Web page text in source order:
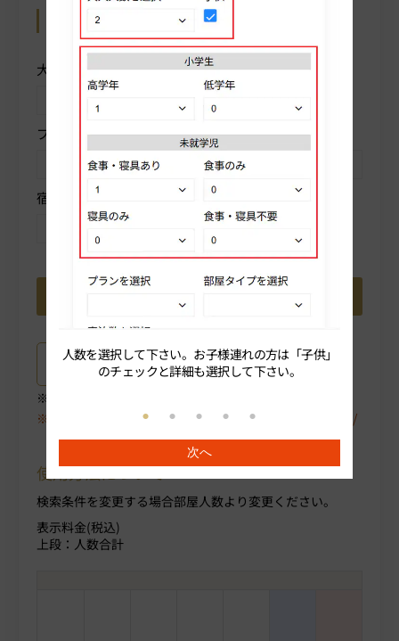
人数を選択して下さい。お子様連れの方は「子供」
のチェックと詳細も選択して下さい。
次へ
カレンダーから予約 操作方法を表示
大人人数を選択 子供
プランを選択 部屋タイプを選択
宿泊数を選択
プラン詳細はこちら
空室が表示されない場合は、〈翌月〉や〈プラン/人数/
使用方法について
検索条件を変更する場合部屋人数より変更ください。
表示料金(税込)
上段：人数合計